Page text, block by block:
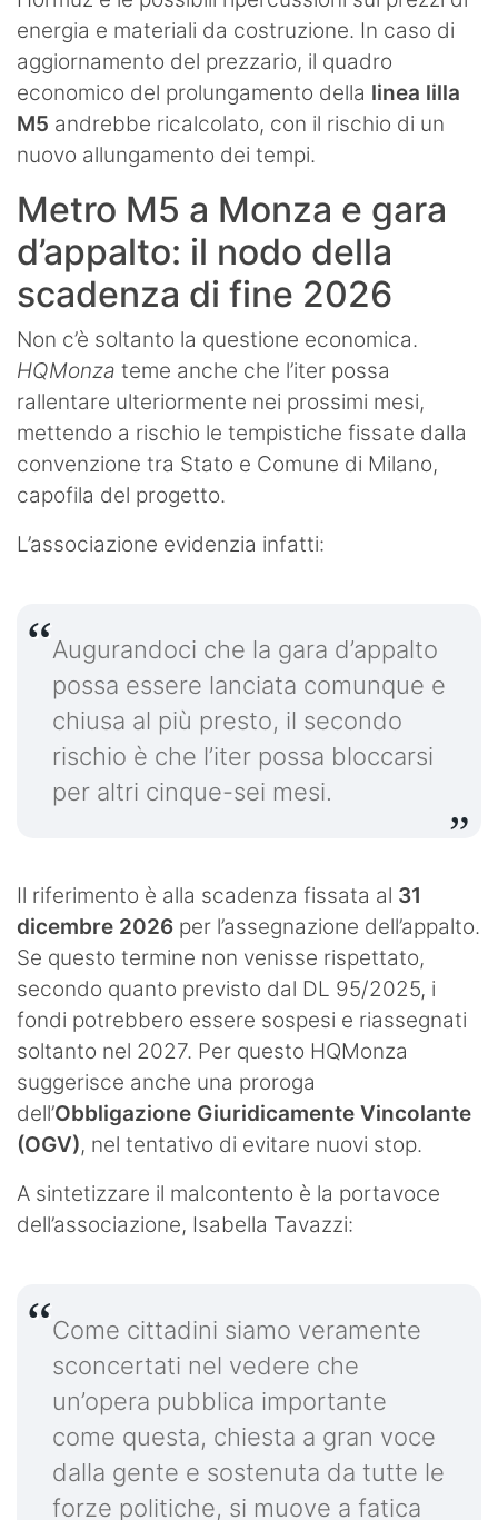
energia e materiali da costruzione. In caso di
aggiornamento del prezzario, il quadro
economico del prolungamento della linea lilla
M5 andrebbe ricalcolato, con il rischio di un
nuovo allungamento dei tempi.
Metro M5 a Monza e gara
d’appalto: il nodo della
scadenza di fine 2026
Non c’è soltanto la questione economica.
HQMonza teme anche che l’iter possa
rallentare ulteriormente nei prossimi mesi,
mettendo a rischio le tempistiche fissate dalla
convenzione tra Stato e Comune di Milano,
capofila del progetto.
L’associazione evidenzia infatti:
Augurandoci che la gara d’appalto
possa essere lanciata comunque e
chiusa al più presto, il secondo
rischio è che l’iter possa bloccarsi
per altri cinque-sei mesi.
Il riferimento è alla scadenza fissata al 31
dicembre 2026 per l’assegnazione dell’appalto.
Se questo termine non venisse rispettato,
secondo quanto previsto dal DL 95/2025, i
fondi potrebbero essere sospesi e riassegnati
soltanto nel 2027. Per questo HQMonza
suggerisce anche una proroga
dell’Obbligazione Giuridicamente Vincolante
(OGV), nel tentativo di evitare nuovi stop.
A sintetizzare il malcontento è la portavoce
dell’associazione, Isabella Tavazzi:
Come cittadini siamo veramente
sconcertati nel vedere che
un’opera pubblica importante
come questa, chiesta a gran voce
dalla gente e sostenuta da tutte le
forze politiche, si muove a fatica